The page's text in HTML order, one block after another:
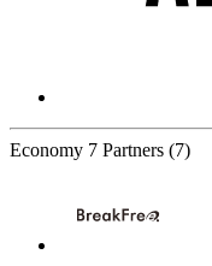
Economy 7 Partners (7)